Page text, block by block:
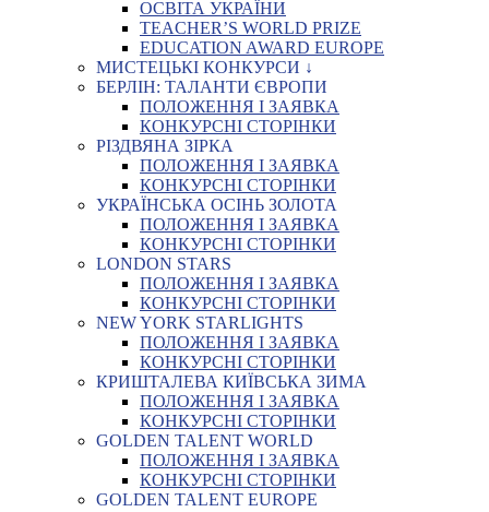
ОСВІТА УКРАЇНИ
TEACHER’S WORLD PRIZE
EDUCATION AWARD EUROPE
МИСТЕЦЬКІ КОНКУРСИ ↓
БЕРЛІН: ТАЛАНТИ ЄВРОПИ
ПОЛОЖЕННЯ І ЗАЯВКА
КОНКУРСНІ СТОРІНКИ
РІЗДВЯНА ЗІРКА
ПОЛОЖЕННЯ І ЗАЯВКА
КОНКУРСНІ СТОРІНКИ
УКРАЇНСЬКА ОСІНЬ ЗОЛОТА
ПОЛОЖЕННЯ І ЗАЯВКА
КОНКУРСНІ СТОРІНКИ
LONDON STARS
ПОЛОЖЕННЯ І ЗАЯВКА
КОНКУРСНІ СТОРІНКИ
NEW YORK STARLIGHTS
ПОЛОЖЕННЯ І ЗАЯВКА
КОНКУРСНІ СТОРІНКИ
КРИШТАЛЕВА КИЇВСЬКА ЗИМА
ПОЛОЖЕННЯ І ЗАЯВКА
КОНКУРСНІ СТОРІНКИ
GOLDEN TALENT WORLD
ПОЛОЖЕННЯ І ЗАЯВКА
КОНКУРСНІ СТОРІНКИ
GOLDEN TALENT EUROPE